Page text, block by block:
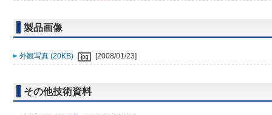
製品画像
外観写真 (20KB) [2008/01/23]
その他技術資料